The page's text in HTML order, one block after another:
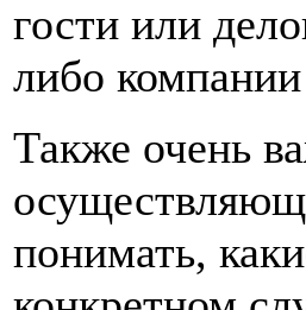
гости или
либо компании
Также очень
понимать,